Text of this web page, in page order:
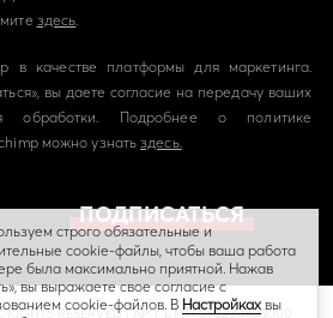
здесь
в качестве платформы для маркетинга.
вы даете согласие на передачу ваших
обработки. Подробнее о политике
можно узнать здесь.
RESERVED | ΑΡ. Γ.Ε.ΜΗ 058224804000
строго обязательные и
cookie-файлы, чтобы ваша работа
была максимально приятной. Нажав
вы выражаете свое согласие с
cookie-файлов. В Hастройках вы